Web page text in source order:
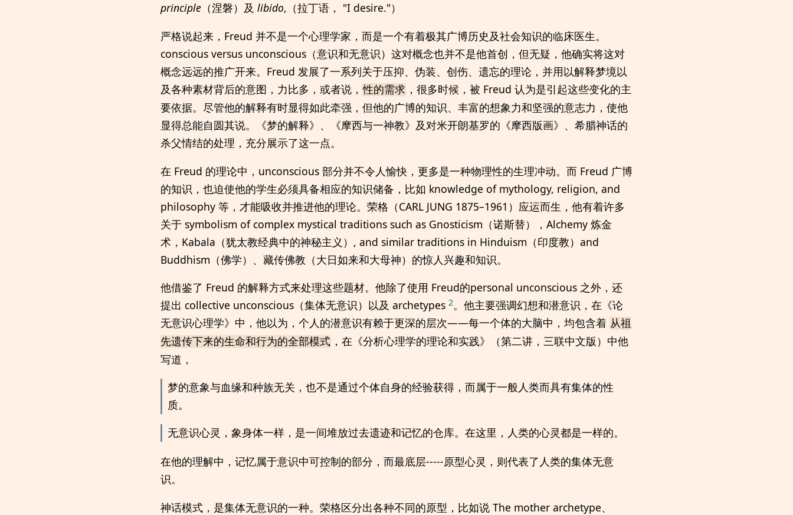
principle （涅磐）及 libido,（拉丁语， "I desire."）
严格说起来，Freud 并不是一个心理学家，而是一个有着极其广博历史及社会知识的临床医生。
conscious versus unconscious（意识和无意识）这对概念也并不是他首创，但无疑，他确实将这对
概念远远的推广开来。Freud 发展了一系列关于压抑、伪装、创伤、遗忘的理论，并用以解释梦境以
及各种素材背后的意图，力比多，或者说， 性的需求 ，很多时候，被 Freud 认为是引起这些变化的主
要依据。尽管他的解释有时显得如此牵强，但他的广博的知识、丰富的想象力和坚强的意志力，使他
显得总能自圆其说。《梦的解释》、《摩西与一神教》及对米开朗基罗的《摩西版画》、希腊神话的
杀父情结的处理，充分展示了这一点。
在 Freud 的理论中，unconscious 部分并不令人愉快，更多是一种物理性的生理冲动。而 Freud 广博
的知识，也迫使他的学生必须具备相应的知识储备，比如 knowledge of mythology, religion, and
philosophy 等，才能吸收并推进他的理论。荣格（CARL JUNG 1875–1961）应运而生，他有着许多
关于 symbolism of complex mystical traditions such as Gnosticism（诺斯替），Alchemy 炼金
术，Kabala（犹太教经典中的神秘主义）, and similar traditions in Hinduism（印度教）and
Buddhism（佛学）、藏传佛教（大日如来和大母神）的惊人兴趣和知识。
他借鉴了 Freud 的解释方式来处理这些题材。他除了使用 Freud的personal unconscious 之外，还
提出 collective unconscious（集体无意识）以及 archetypes 2。他主要强调幻想和潜意识，在《论
无意识心理学》中，他以为，个人的潜意识有赖于更深的层次——每一个体的大脑中，均包含着 从祖
先遗传下来的生命和行为的全部模式 ，在《分析心理学的理论和实践》（第二讲，三联中文版）中他
写道，
梦的意象与血缘和种族无关，也不是通过个体自身的经验获得，而属于一般人类而具有集体的性
质。
无意识心灵，象身体一样，是一间堆放过去遗迹和记忆的仓库。在这里，人类的心灵都是一样的。
在他的理解中，记忆属于意识中可控制的部分，而最底层-----原型心灵，则代表了人类的集体无意
识。
神话模式，是集体无意识的一种。荣格区分出各种不同的原型，比如说 The mother archetype、